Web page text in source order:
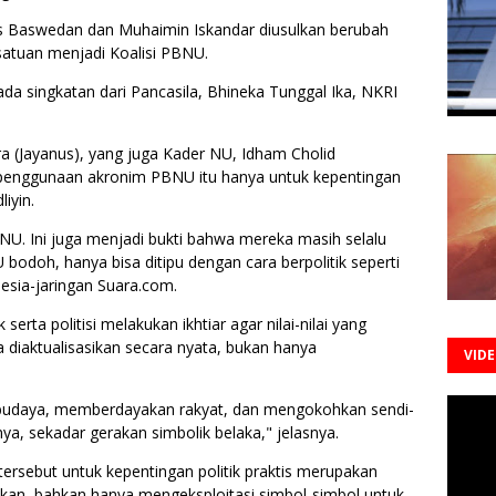
dan Muhaimin Iskandar diusulkan berubah
menjadi Koalisi PBNU.
singkatan dari Pancasila, Bhineka Tunggal Ika, NKRI
(Jayanus), yang juga Kader NU, Idham Cholid
akronim PBNU itu hanya untuk kepentingan
Ini juga menjadi bukti bahwa mereka masih selalu
hanya bisa ditipu dengan cara berpolitik seperti
jaringan Suara.com.
politisi melakukan ikhtiar agar nilai-nilai yang
secara nyata, bukan hanya
memberdayakan rakyat, dan mengokohkan sendi-
sekadar gerakan simbolik belaka," jelasnya.
untuk kepentingan politik praktis merupakan